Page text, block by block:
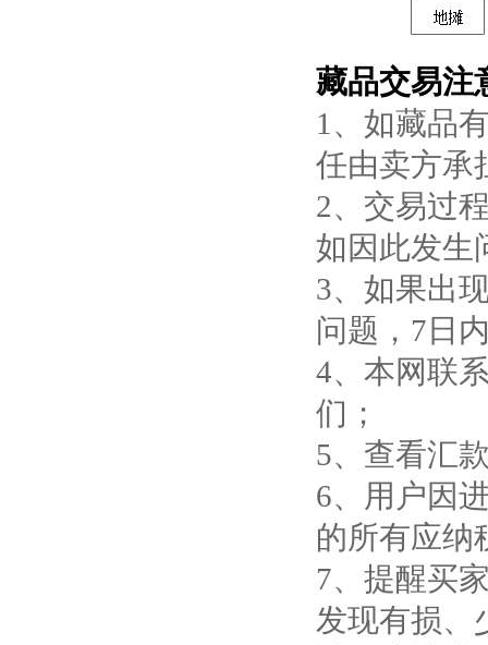
藏品交易注
1、如藏品
任由卖方承
2、交易过
如因此发生
3、如果出
问题，7日
4、本网联
们；
5、查看汇
6、用户因
的所有应纳
7、提醒买
发现有损、